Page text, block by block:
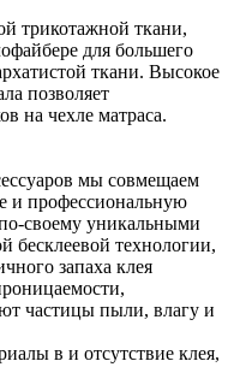
трикотажной ткани,
для большего
ткани. Высокое
позволяет
на чехле матраса.
мы совмещаем
и профессиональную
своему уникальными
бесклеевой технологии,
запаха клея
частицы пыли, влагу и
в и отсутствие клея,